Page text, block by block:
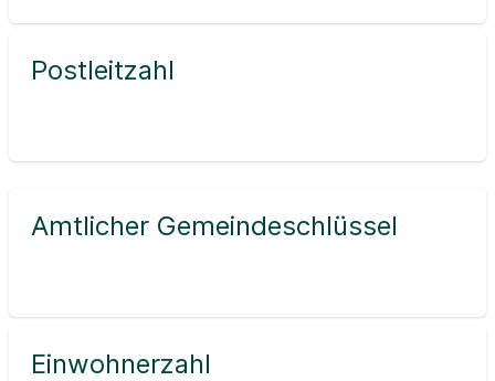
Postleitzahl
Amtlicher Gemeindeschlüssel
Einwohnerzahl